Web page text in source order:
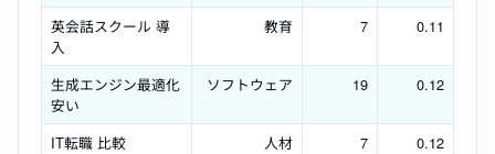
英会話スクール 導
入
教育 7 0.11
生成エンジン最適化
安い
ソフトウェア 19 0.12
IT転職 比較 人材 7
0.12